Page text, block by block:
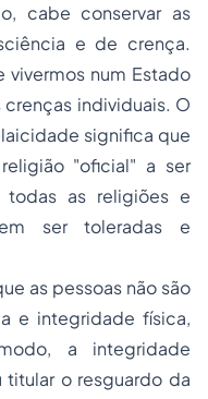
cabe conservar as
e de crença.
vivermos num Estado
individuais. O
significa que
religião"oficial" a ser
as religiões e
ser toleradas e
as pessoas não são
e integridade física,
a integridade
o resguardo da